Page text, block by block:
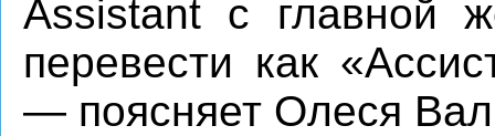
Assistant с главной
перевести как
— поясняет Олеся